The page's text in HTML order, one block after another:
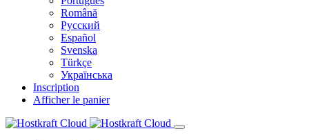
Română
Русский
Español
Svenska
Türkçe
Українська
Inscription
Afficher le panier